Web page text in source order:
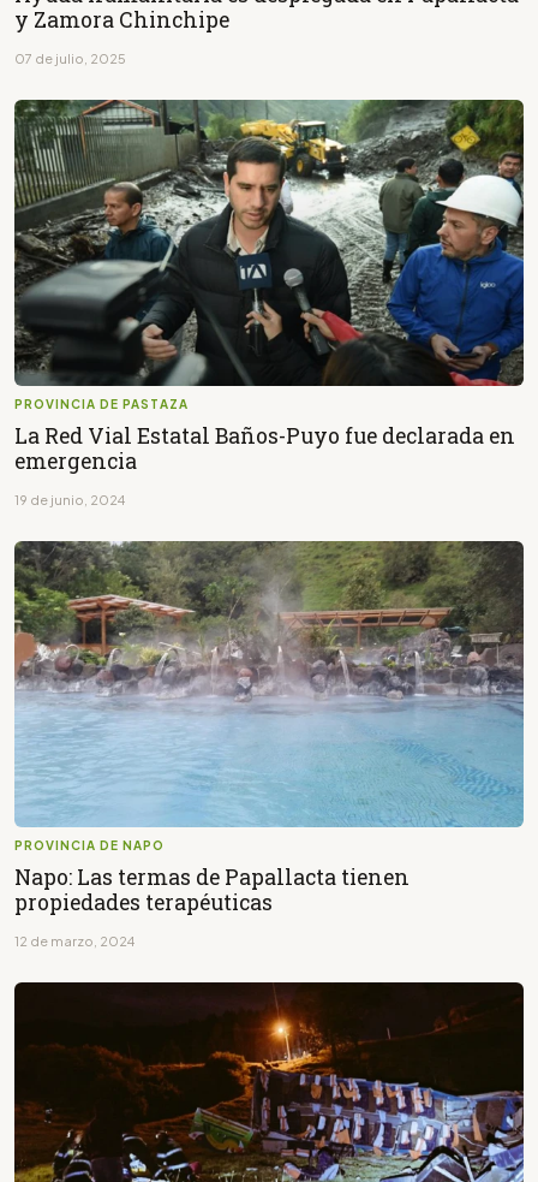
y Zamora Chinchipe
07 de julio, 2025
PROVINCIA DE PASTAZA
La Red Vial Estatal Baños-Puyo fue declarada en
emergencia
19 de junio, 2024
PROVINCIA DE NAPO
Napo: Las termas de Papallacta tienen
propiedades terapéuticas
12 de marzo, 2024